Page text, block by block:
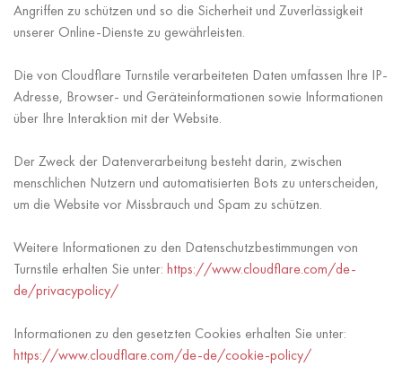
Angriffen zu schützen und so die Sicherheit und Zuverlässigkeit
unserer Online-Dienste zu gewährleisten.
Die von Cloudflare Turnstile verarbeiteten Daten umfassen Ihre IP-
Adresse, Browser- und Geräteinformationen sowie Informationen
über Ihre Interaktion mit der Website.
Der Zweck der Datenverarbeitung besteht darin, zwischen
menschlichen Nutzern und automatisierten Bots zu unterscheiden,
um die Website vor Missbrauch und Spam zu schützen.
Weitere Informationen zu den Datenschutzbestimmungen von
Turnstile erhalten Sie unter: https://www.cloudflare.com/de-
de/privacypolicy/
Informationen zu den gesetzten Cookies erhalten Sie unter:
https://www.cloudflare.com/de-de/cookie-policy/